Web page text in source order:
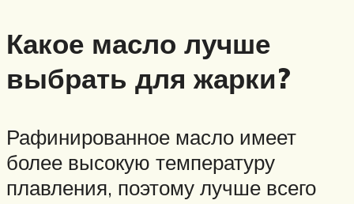
Какое масло лучше
выбрать для жарки?
Рафинированное масло имеет
более высокую температуру
плавления, поэтому лучше всего